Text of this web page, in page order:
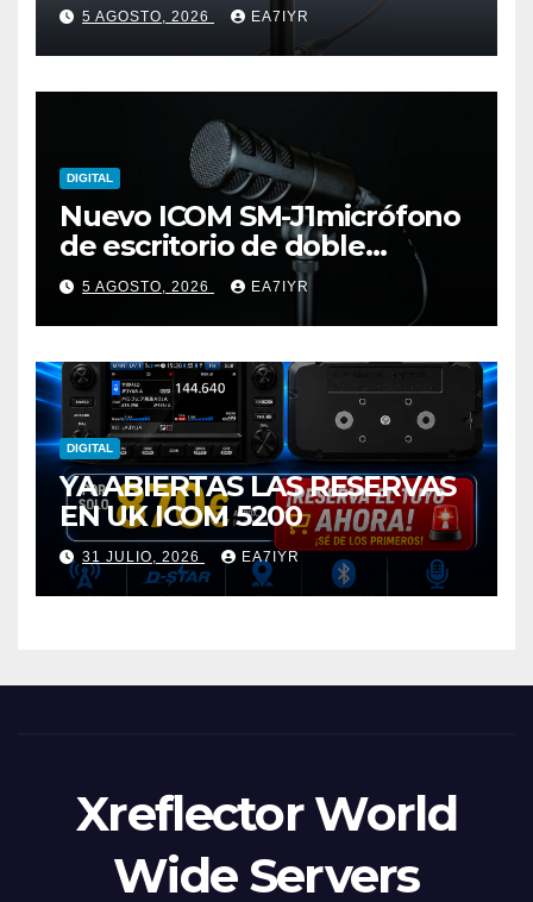
5 AGOSTO, 2026 EA7IYR
DIGITAL
Nuevo ICOM SM-J1micrófono
de escritorio de doble
elemento premium
5 AGOSTO, 2026 EA7IYR
DIGITAL
YA ABIERTAS LAS RESERVAS
EN UK ICOM 5200
31 JULIO, 2026 EA7IYR
Xreflector World
Wide Servers